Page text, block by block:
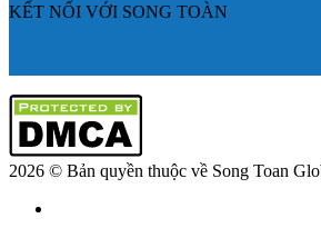
KẾT NỐI VỚI SONG TOÀN
2026 © Bản quyền thuộc về Song Toan